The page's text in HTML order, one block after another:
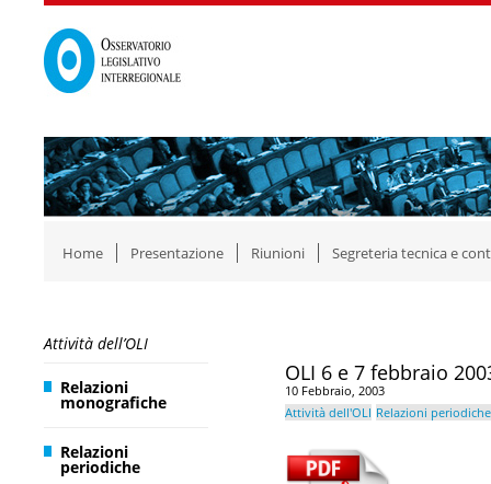
Home Presentazione Riunioni Segreteria tecnica e
Attività dell’OLI
Relazioni
monografiche
Relazioni
periodiche
OLI 6 e 7 febbraio
10 Febbraio, 2003
Attività dell'OLI Relazioni periodiche